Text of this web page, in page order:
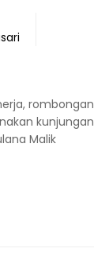
rombongan
kunjungan
Malik